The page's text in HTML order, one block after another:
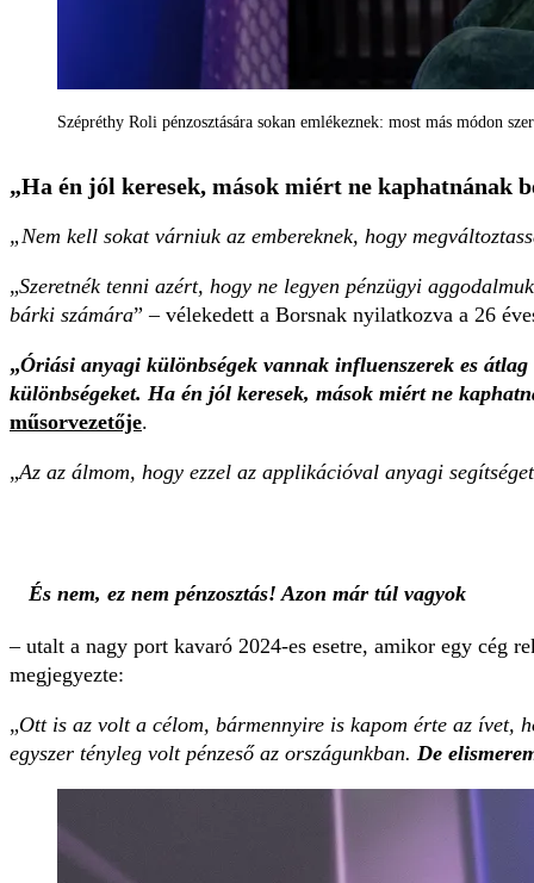
Szépréthy Roli pénzosztására sokan emlékeznek: most más módon
„Ha én jól keresek, mások miért ne kaphatnának
„Nem kell sokat várniuk az embereknek, hogy
„Szeretnék tenni azért, hogy ne legyen pénzügyi
bárki számára” – vélekedett a Borsnak nyilatkozva a 26
„Óriási anyagi különbségek vannak influenszerek es
különbségeket. Ha én jól keresek, mások miért ne
műsorvezetője.
„Az az álmom, hogy ezzel az applikációval anyagi
És nem, ez nem pénzosztás! Azon már túl vagyok
– utalt a nagy port kavaró 2024-es esetre, amikor egy cég
megjegyezte:
„Ott is az volt a célom, bármennyire is kapom érte az ívet,
egyszer tényleg volt pénzeső az országunkban. De